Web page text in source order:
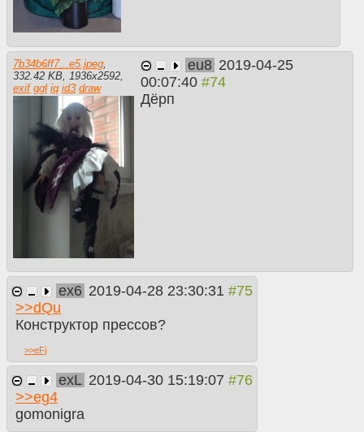
7b34b6ff7...e5.jpeg
332.42 KB
1936x2592
exif ggl iq id3 draw
eu8 2019-04-25
00:07:40
Дёрп
ex6 2019-04-28 23:30:31
>>dQu
Конструктор прессов?
>>eFj
exL 2019-04-30 15:19:07
>>eg4
gomonigra